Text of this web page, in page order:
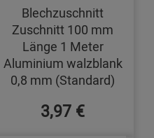
Blechzuschnitt
Zuschnitt 100 mm
Länge 1 Meter
Aluminium walzblank
0,8 mm (Standard)
3,97 €